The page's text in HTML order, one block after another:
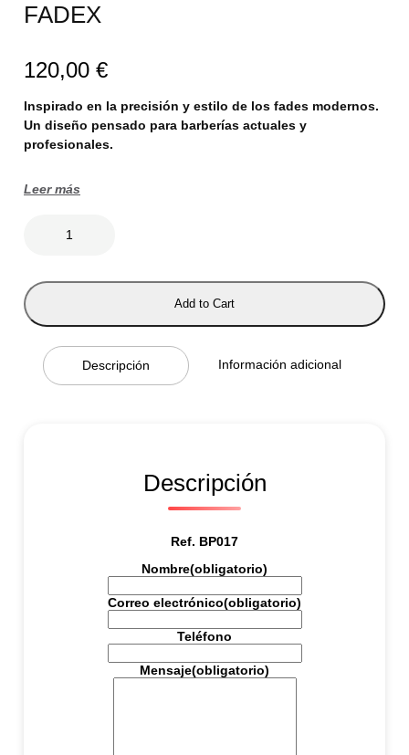
FADEX
120,00 €
Inspirado en la precisión y estilo de los fades modernos.
Un diseño pensado para barberías actuales y
profesionales.
Leer más
c
a
n
Add to Cart
Descripción Información adicional
Descripción
Ref. BP017
Nombre(obligatorio)
Correo electrónico(obligatorio)
Teléfono
Mensaje(obligatorio)